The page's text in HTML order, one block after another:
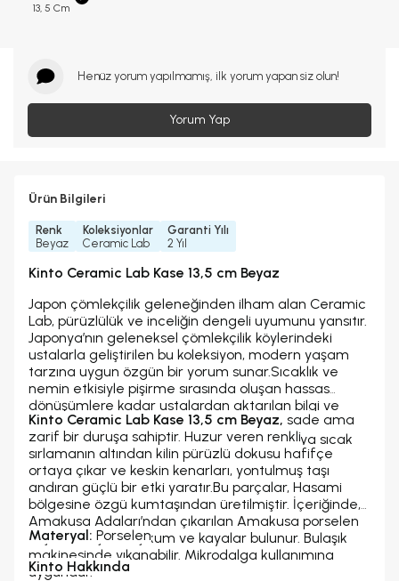
13, 5 Cm
Henüz yorum yapılmamış, ilk yorum yapan siz olun!
Yorum Yap
Ürün Bilgileri
Renk
Beyaz
Koleksiyonlar
Ceramic Lab
Garanti Yılı
2 Yıl
Kinto Ceramic Lab Kase 13,5 cm Beyaz
Japon çömlekçilik geleneğinden ilham alan Ceramic
Lab, pürüzlülük ve inceliğin dengeli uyumunu yansıtır.
Japonya’nın geleneksel çömlekçilik köylerindeki
ustalarla geliştirilen bu koleksiyon, modern yaşam
tarzına uygun özgün bir yorum sunar.Sıcaklık ve
nemin etkisiyle pişirme sırasında oluşan hassas
dönüşümlere kadar ustalardan aktarılan bilgi ve
becerilerle şekillendirilmiştir. Kilin doğal dokusunu
hissettiren sade ve zarif tasarımı, kullanıcıya sıcak
ve konforlu bir deneyim sunar.
Kinto Ceramic Lab Kase 13,5 cm Beyaz, sade ama
zarif bir duruşa sahiptir. Huzur veren renkli
sırlamanın altından kilin pürüzlü dokusu hafifçe
ortaya çıkar ve keskin kenarları, yontulmuş taşı
andıran güçlü bir etki yaratır.Bu parçalar, Hasami
bölgesine özgü kumtaşından üretilmiştir. İçeriğinde,
Amakusa Adaları’ndan çıkarılan Amakusa porselen
taşı ile karıştırılmış kum ve kayalar bulunur. Bulaşık
makinesinde yıkanabilir. Mikrodalga kullanımına
uygundur.
Materyal: Porselen
Kinto Hakkında